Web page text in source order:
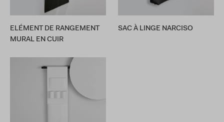
ELÉMENT DE RANGEMENT
MURAL EN CUIR
SAC À LINGE NARCISO